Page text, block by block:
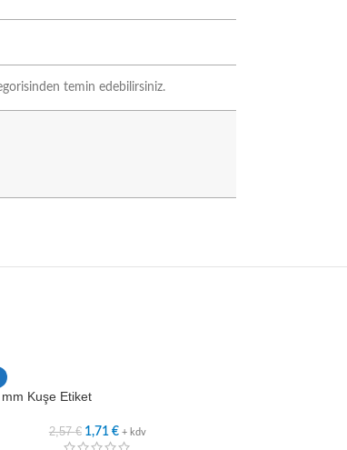
temin edebilirsiniz.
Kuşe Etiket
2,57€ 1,71 € + kdv